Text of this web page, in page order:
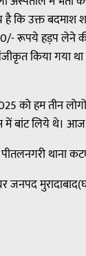
उक्त बदमाश
रूपये हड़प लेने
किया गया था
को हम तीन
लिये थे। आज
पीतलनगरी
जनपद